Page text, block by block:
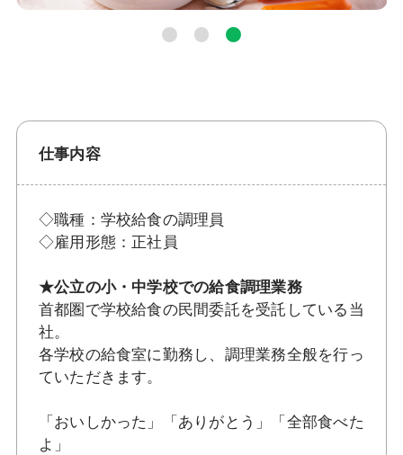
仕事内容
◇職種：学校給食の調理員
◇雇用形態：正社員
★公立の小・中学校での給食調理業務
首都圏で学校給食の民間委託を受託している当
社。
各学校の給食室に勤務し、調理業務全般を行っ
ていただきます。
「おいしかった」「ありがとう」「全部食べた
よ」